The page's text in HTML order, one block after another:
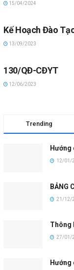
15/04/2024
Kế Hoạch Đào
13/09/2023
130/QĐ-CĐYT
12/06/2023
Trending
Hướng
12/01/
BẢNG
21/12/
Thông
27/01/
Hướng